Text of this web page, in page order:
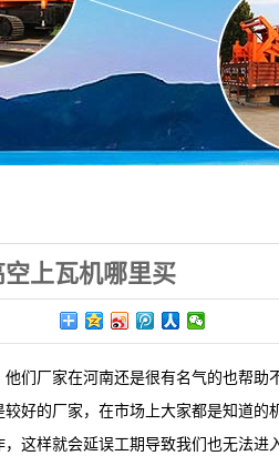
履带蜘蛛吊
上瓦机哪里买
们厂家在河南还是很有名气的也帮助
好的厂家，在市场上大家都是知道的
这样就会延误工期导致我们也无法进